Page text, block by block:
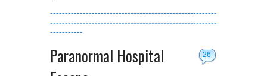
--------------------------------------------------------
--------------------------------------------------------
-----------
26
Paranormal Hospital